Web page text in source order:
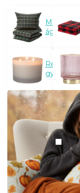
Meleg
ágynemű
Relaxációs
gyertyák